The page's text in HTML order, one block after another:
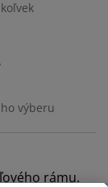
výberu
rámu.